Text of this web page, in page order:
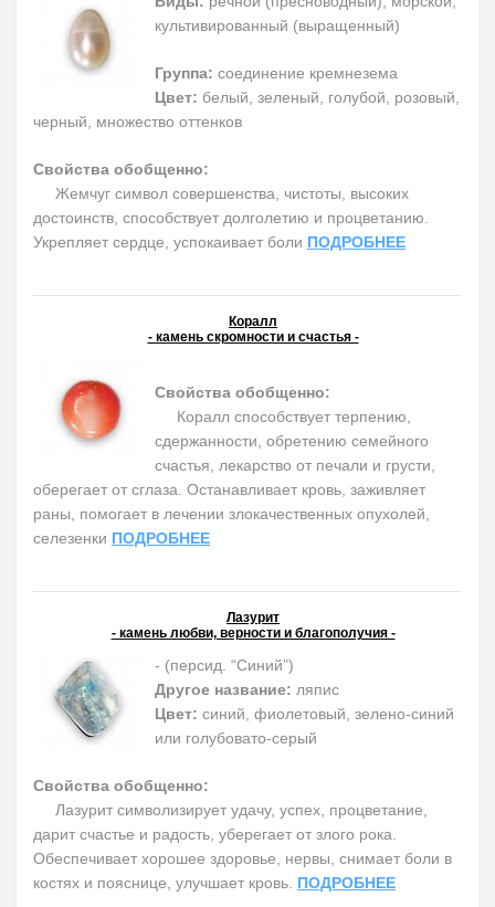
культивированный (выращенный)
Группа: соединение кремнезема
Цвет: белый, зеленый, голубой, розовый,
черный, множество оттенков
Свойства обобщенно:
Жемчуг символ совершенства, чистоты, высоких
достоинств, способствует долголетию и процветанию.
Укрепляет сердце, успокаивает боли ПОДРОБНЕЕ
Коралл
- камень скромности и счастья -
Свойства обобщенно:
Коралл способствует терпению,
сдержанности, обретению семейного
счастья, лекарство от печали и грусти,
оберегает от сглаза. Останавливает кровь, заживляет
раны, помогает в лечении злокачественных опухолей,
селезенки ПОДРОБНЕЕ
Лазурит
- камень любви, верности и благополучия -
- (персид. “Синий”)
Другое название: ляпис
Цвет: синий, фиолетовый, зелено-синий
или голубовато-серый
Свойства обобщенно:
Лазурит символизирует удачу, успех, процветание,
дарит счастье и радость, уберегает от злого рока.
Обеспечивает хорошее здоровье, нервы, снимает боли в
костях и пояснице, улучшает кровь. ПОДРОБНЕЕ